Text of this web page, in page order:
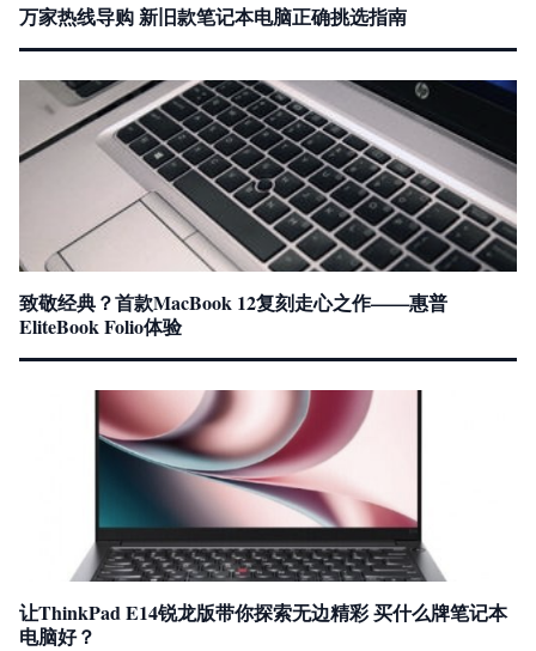
万家热线导购 新旧款笔记本电脑正确挑选指南
致敬经典？首款MacBook 12复刻走心之作——惠普
EliteBook Folio体验
让ThinkPad E14锐龙版带你探索无边精彩 买什么牌笔记本
电脑好？